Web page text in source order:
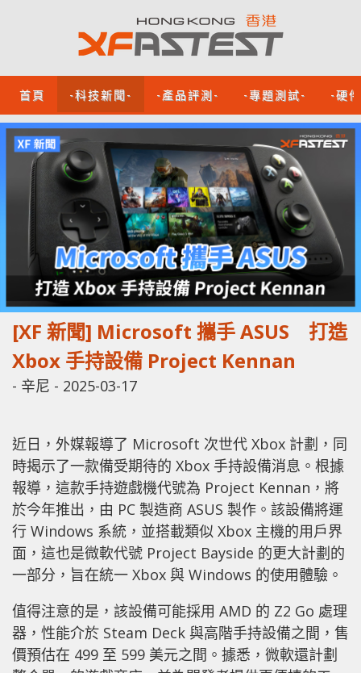
首頁 -科技新聞- -產品評測- -專題測試- -硬
[XF 新聞] Microsoft 攜手 ASUS 打造
Xbox 手持設備 Project Kennan
- 辛尼 - 2025-03-17
近日，外媒報導了 Microsoft 次世代 Xbox 計劃，同
時揭示了一款備受期待的 Xbox 手持設備消息。根據
報導，這款手持遊戲機代號為 Project Kennan，將
於今年推出，由 PC 製造商 ASUS 製作。該設備將運
行 Windows 系統，並搭載類似 Xbox 主機的用戶界
面，這也是微軟代號 Project Bayside 的更大計劃的
一部分，旨在統一 Xbox 與 Windows 的使用體驗。
值得注意的是，該設備可能採用 AMD 的 Z2 Go 處理
器，性能介於 Steam Deck 與高階手持設備之間，售
價預估在 499 至 599 美元之間。據悉，微軟還計劃